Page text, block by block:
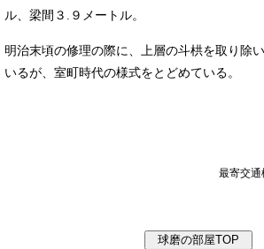
ル、梁間３.９メートル。
明治末頃の修理の際に、上層の斗栱を取り除
いるが、室町時代の様式をとどめている。
最寄交